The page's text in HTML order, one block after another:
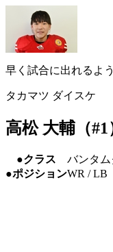
早く試合に出れるよ
タカマツ ダイスケ
高松 大輔（#1
●クラス バンタム
●ポジションWR / LB